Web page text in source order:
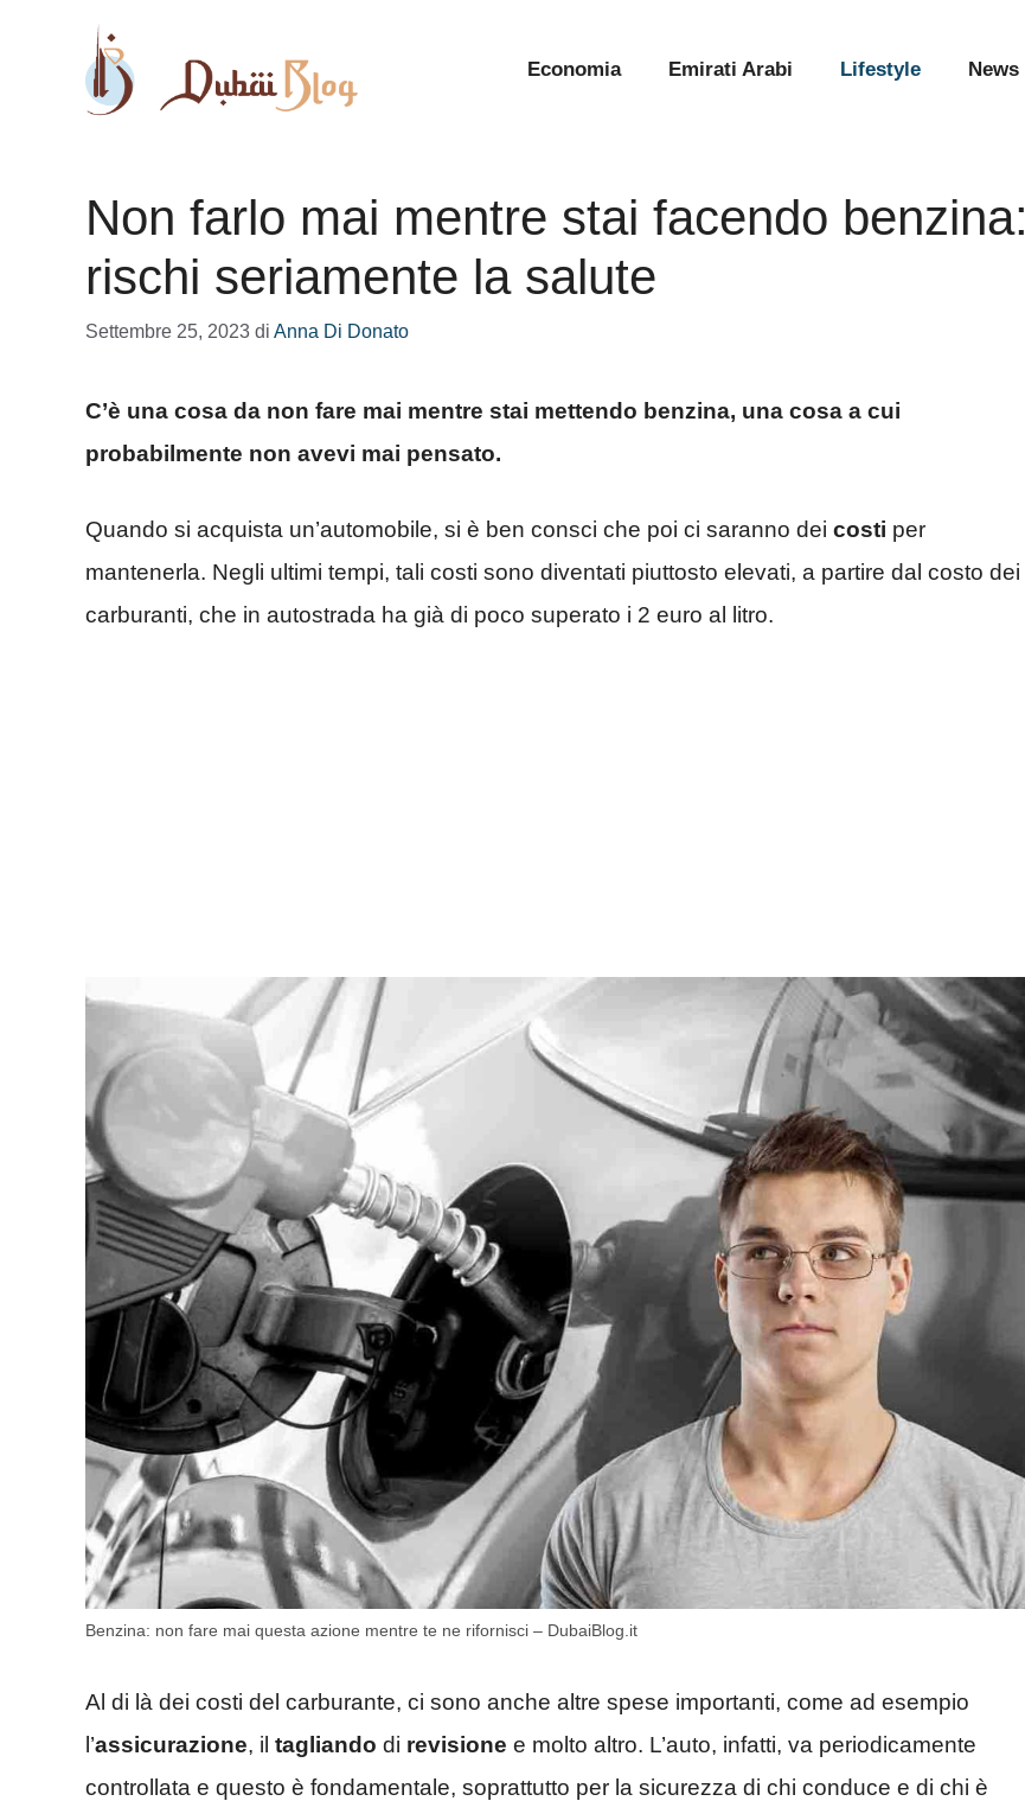
contenuto
Economia Emirati Arabi Lifestyle News
Non farlo mai mentre stai facendo benzina:
rischi seriamente la salute
Settembre 25, 2023 di Anna Di Donato
C’è una cosa da non fare mai mentre stai mettendo benzina, una cosa a cui
probabilmente non avevi mai pensato.
Quando si acquista un’automobile, si è ben consci che poi ci saranno dei costi per
mantenerla. Negli ultimi tempi, tali costi sono diventati piuttosto elevati, a partire dal costo dei
carburanti, che in autostrada ha già di poco superato i 2 euro al litro.
Benzina: non fare mai questa azione mentre te ne rifornisci – DubaiBlog.it
Al di là dei costi del carburante, ci sono anche altre spese importanti, come ad esempio
l’assicurazione, il tagliando di revisione e molto altro. L’auto, infatti, va periodicamente
controllata e questo è fondamentale, soprattutto per la sicurezza di chi conduce e di chi è